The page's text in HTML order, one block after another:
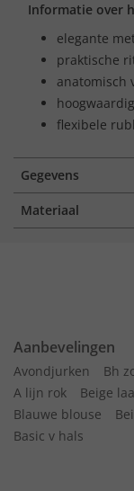
Informatie over
elegante
praktische
anatomisch
flexibele
Gegevens
Materiaal
Aanbevelingen
Avondjurken Bh
A lijn rok
Beige
Blauwe blouse
Basic v hals